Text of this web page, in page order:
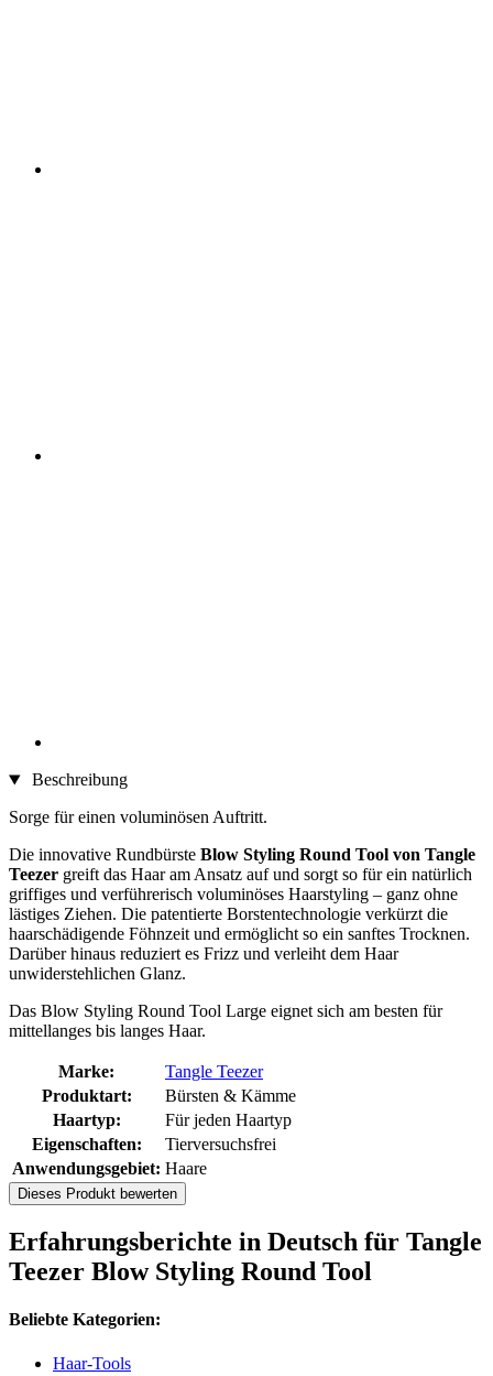
Beschreibung
Sorge für einen voluminösen Auftritt.
Die innovative Rundbürste Blow Styling Round Tool von Tangle
Teezer greift das Haar am Ansatz auf und sorgt so für ein natürlich
griffiges und verführerisch voluminöses Haarstyling – ganz ohne
lästiges Ziehen. Die patentierte Borstentechnologie verkürzt die
haarschädigende Föhnzeit und ermöglicht so ein sanftes Trocknen.
Darüber hinaus reduziert es Frizz und verleiht dem Haar
unwiderstehlichen Glanz.
Das Blow Styling Round Tool Large eignet sich am besten für
mittellanges bis langes Haar.
Marke:
Tangle Teezer
Produktart:
Bürsten & Kämme
Haartyp:
Für jeden Haartyp
Eigenschaften:
Tierversuchsfrei
Anwendungsgebiet: Haare
Dieses Produkt bewerten
Erfahrungsberichte in Deutsch für Tangle
Teezer Blow Styling Round Tool
Beliebte Kategorien:
Haar-Tools